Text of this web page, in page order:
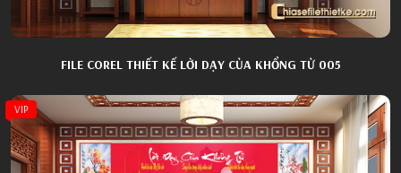
FILE COREL THIẾT KẾ LỜI DẠY CỦA KHỔNG TỬ 005
VIP